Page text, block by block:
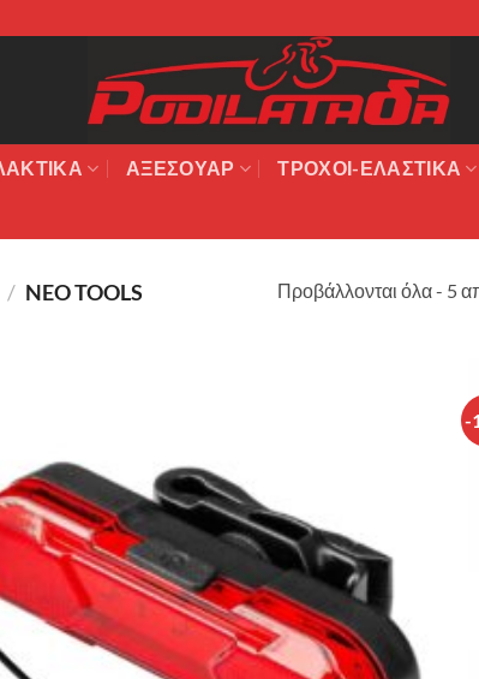
ΑΞΕΣΟΥΆΡ ΤΡΟΧΟΙ-ΕΛΑΣΤΙΚΑ
/ NEO TOOLS Προβάλλονται όλα - 5
-